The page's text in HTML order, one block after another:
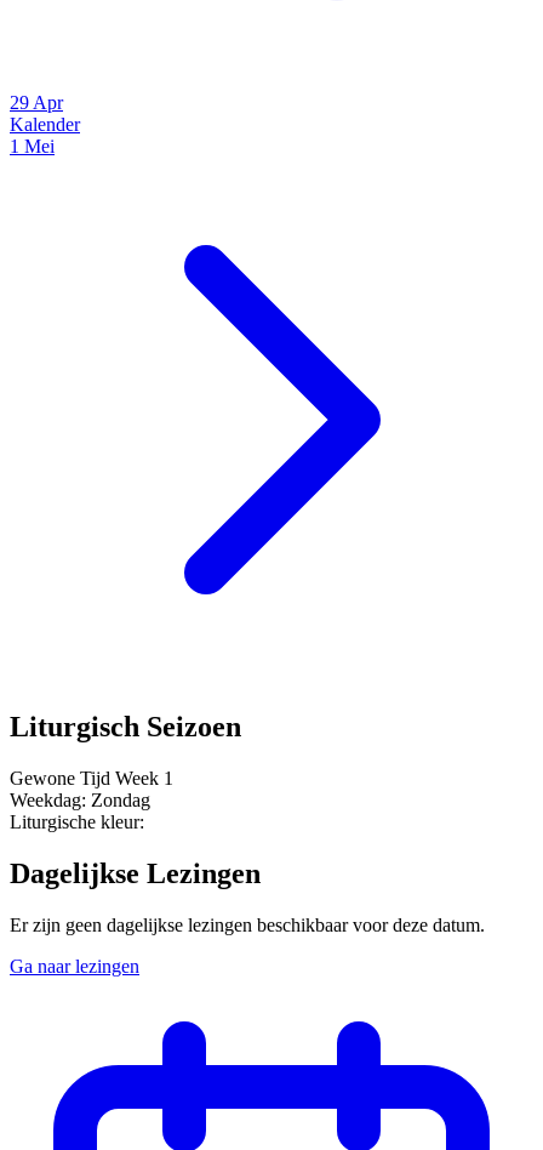
29 Apr
Kalender
1 Mei
Liturgisch Seizoen
Gewone Tijd Week 1
Weekdag: Zondag
Liturgische kleur:
Dagelijkse Lezingen
Er zijn geen dagelijkse lezingen beschikbaar voor deze datum.
Ga naar lezingen